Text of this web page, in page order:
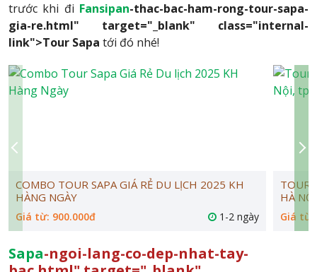
trước khi đi Fansipan-thac-bac-ham-rong-tour-sapa-
gia-re.html" target="_blank" class="internal-
link">Tour Sapa tới đó nhé!
COMBO TOUR SAPA GIÁ RẺ DU LỊCH 2025 KH
HÀNG NGÀY
Giá từ: 900.000đ 1-2 ngày
TOUR
HÀ
Giá từ:
Sapa-ngoi-lang-co-dep-nhat-tay-